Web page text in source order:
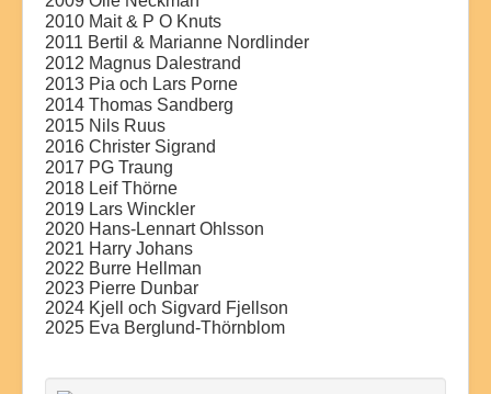
2010 Mait & P O Knuts
2011 Bertil & Marianne Nordlinder
2012 Magnus Dalestrand
2013 Pia och Lars Porne
2014 Thomas Sandberg
2015 Nils Ruus
2016 Christer Sigrand
2017 PG Traung
2018 Leif Thörne
2019 Lars Winckler
2020 Hans-Lennart Ohlsson
2021 Harry Johans
2022 Burre Hellman
2023 Pierre Dunbar
2024 Kjell och Sigvard Fjellson
2025 Eva Berglund-Thörnblom